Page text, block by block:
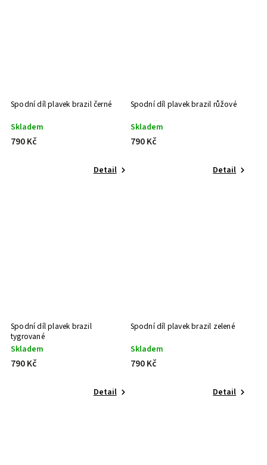
Spodní díl plavek brazil černé
Skladem
790 Kč
Detail
Spodní díl plavek brazil růžové
Skladem
790 Kč
Detail
Spodní díl plavek brazil
tygrované
Skladem
790 Kč
Detail
Spodní díl plavek brazil zelené
Skladem
790 Kč
Detail